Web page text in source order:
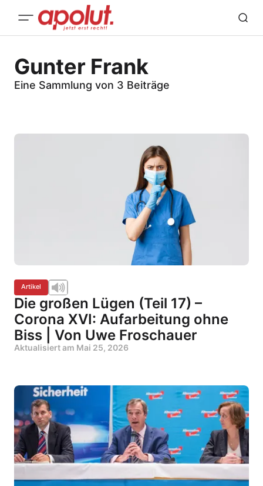
Gunter Frank
Eine Sammlung von 3 Beiträge
Artikel
Die großen Lügen (Teil 17) –
Corona XVI: Aufarbeitung ohne
Biss | Von Uwe Froschauer
Aktualisiert am Mai 25, 2026